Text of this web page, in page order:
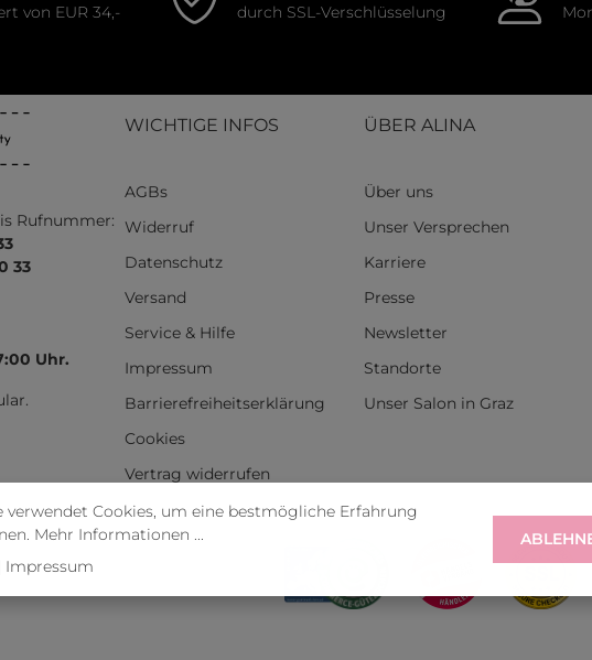
von EUR 34,- durch SSL-Verschlüsselung
Rufnummer:
33
Uhr.
.
WICHTIGE INFOS
AGBs
Widerruf
Datenschutz
Versand
Service & Hilfe
Impressum
Barrierefreiheitserklärung
Cookies
Vertrag widerrufen
ÜBER ALINA
Über uns
Unser Versprechen
Karriere
Presse
Newsletter
Standorte
Unser Salon in Graz
verwendet Cookies, um eine bestmögliche Erfahrung
Mehr Informationen ...
Impressum